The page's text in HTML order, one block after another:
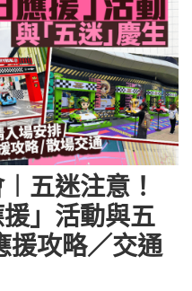
五迷注意！
」活動與五
援攻略／交通